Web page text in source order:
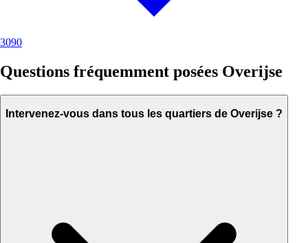
3090
Questions fréquemment posées Overijse
Intervenez-vous dans tous les quartiers de Overijse ?